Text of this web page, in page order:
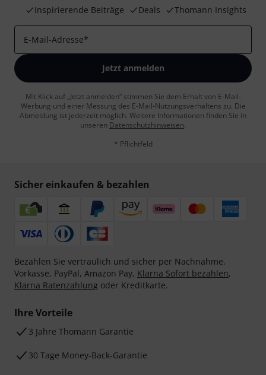
Inspirierende Beiträge
Deals Thomann Insights
E-Mail-Adresse*
Jetzt anmelden
Mit Klick auf „Jetzt anmelden“ stimmen Sie dem Erhalt von E-Mail-
Werbung und einer Messung des E-Mail-Nutzungsverhaltens zu. Die
Abmeldung ist jederzeit möglich. Weitere Informationen finden Sie in
unseren Datenschutzhinweisen.
* Pflichtfeld
Sicher einkaufen & bezahlen
Bezahlen Sie vertraulich und sicher per Nachnahme,
Vorkasse, PayPal, Amazon Pay, Klarna Sofort bezahlen,
Klarna Ratenzahlung oder Kreditkarte.
Ihre Vorteile
3 Jahre Thomann Garantie
30 Tage Money-Back-Garantie